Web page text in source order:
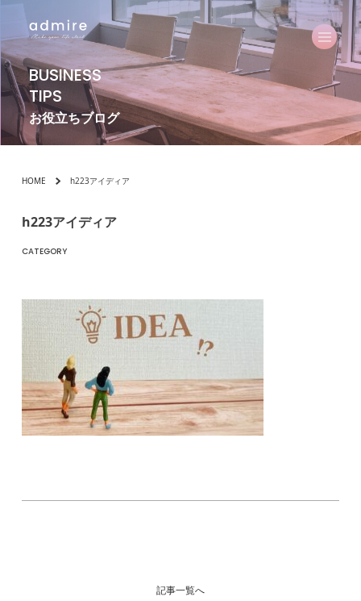
BUSINESS
TIPS
お役立ちブログ
HOME h223アイディア
h223アイディア
CATEGORY
記事一覧へ